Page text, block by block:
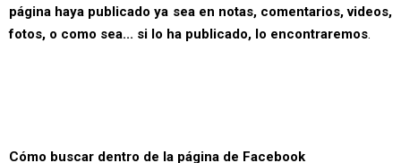
página haya publicado ya sea en notas, comentarios, videos,
fotos, o como sea... si lo ha publicado, lo encontraremos.
Cómo buscar dentro de la página de Facebook